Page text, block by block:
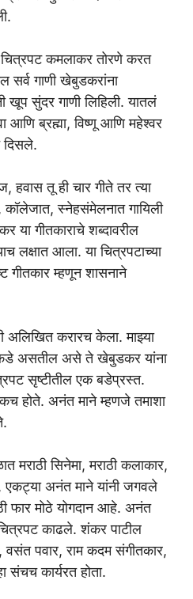
चित्रपट कमलाकर तोरणे करत
सर्व गाणी खेबुडकरांना
खूप सुंदर गाणी लिहिली. यातलं
आणि ब्रह्मा, विष्णू आणि महेश्वर
दिसले.
हवास तू ही चार गीते तर त्या
स्नेहसंमेलनात गायिली
गीतकाराचे शब्दावरील
लक्षात आला. या चित्रपटाच्या
गीतकार म्हणून शासनाने
अलिखित करारच केला. माझ्या
असतील असे ते खेबुडकर यांना
सृष्टीतील एक बडेप्रस्त.
होते. अनंत माने म्हणजे तमाशा
मराठी सिनेमा, मराठी कलाकार,
एकट्या अनंत माने यांनी जगवले
फार मोठे योगदान आहे. अनंत
काढले. शंकर पाटील
पवार, राम कदम संगीतकार,
संचच कार्यरत होता.